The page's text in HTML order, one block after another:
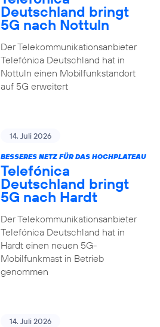
Deutschland bringt
5G nach Nottuln
Der Telekommunikationsanbieter
Telefónica Deutschland hat in
Nottuln einen Mobilfunkstandort
auf 5G erweitert
14. Juli 2026
BESSERES NETZ FÜR DAS HOCHPLATEAU
Telefónica
Deutschland bringt
5G nach Hardt
Der Telekommunikationsanbieter
Telefónica Deutschland hat in
Hardt einen neuen 5G-
Mobilfunkmast in Betrieb
genommen
14. Juli 2026